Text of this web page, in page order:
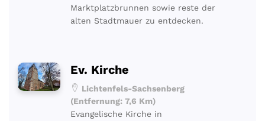
Marktplatzbrunnen sowie reste der
alten Stadtmauer zu entdecken.
Ev. Kirche
Lichtenfels-Sachsenberg
(Entfernung: 7,6 Km)
Evangelische Kirche in